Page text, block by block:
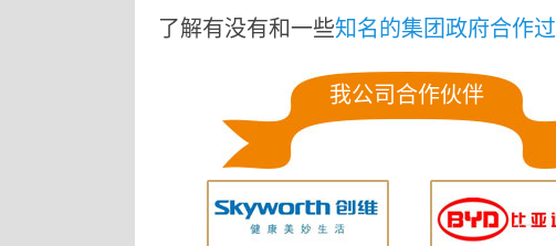
了解有没有和一些知名的集团政府合作过
我公司合作伙伴